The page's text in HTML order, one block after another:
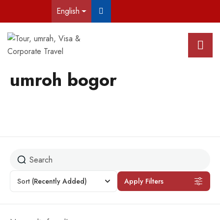
English
umroh bogor
Sort (Recently Added) Apply Filters